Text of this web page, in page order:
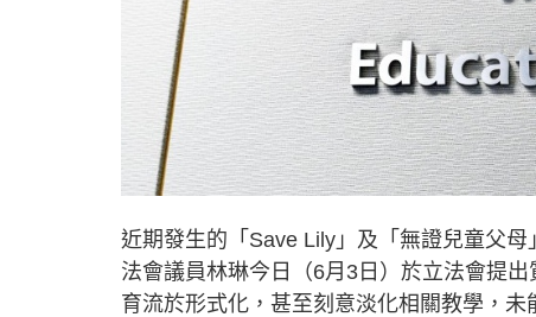
近期發生的「Save Lily」及「無證兒童父
法會議員林琳今日（6月3日）於立法會提
育流於形式化，甚至刻意淡化相關教學，未